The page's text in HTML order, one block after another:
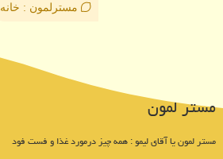
مسترلمون : خانه
مستر لمون
مستر لمون یا آقای لیمو : همه چیز درمورد غذا و فست فود